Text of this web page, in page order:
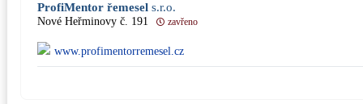
ProfiMentor řemesel s.r.o.
Nové Heřminovy č. 191 zavřeno
www.profimentorremesel.cz